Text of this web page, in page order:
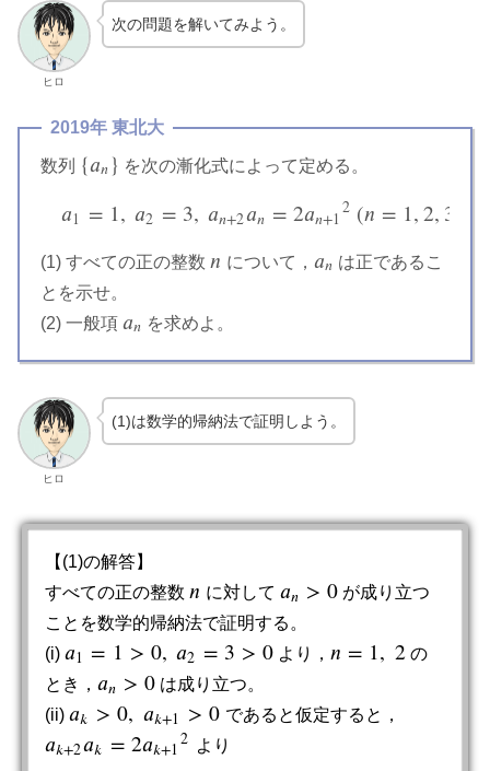
ヒロ
次の問題を解いてみよう。
2019年 東北大
数列 {𝑎𝑛 }
{ an} を次の漸化式によって定める。
𝑎1 = 1, 𝑎2 = 3, 𝑎𝑛+2𝑎𝑛 = 2𝑎𝑛+1
2 (𝑛 = 1,2, 3
a1 =1, a2=3, an+2an= 2a n+12 ( n =1, 2,3 ⋯ )
(1) すべての正の整数 𝑛
n について， 𝑎𝑛
an は正であるこ
とを示せ。
(2) 一般項𝑎𝑛
an を求めよ。
ヒロ
(1)は数学的帰納法で証明しよう。
【(1)の解答】
すべての正の整数 𝑛
n に対して 𝑎𝑛 > 0
an >0
が成り立つ
ことを数学的帰納法で証明する。
(i)𝑎1 = 1 > 0, 𝑎2 = 3 > 0
a1 =1> 0 a2=3 >0 より， 𝑛 = 1, 2
n =1, 2
の
とき，𝑎𝑛 > 0
an >0
は成り立つ。
(ii)𝑎𝑘 > 0, 𝑎𝑘+1 > 0
ak >0, ak +1>0 であると仮定すると，
𝑎𝑘+2𝑎𝑘 = 2𝑎𝑘+1 2
ak+2ak =2ak+12 より